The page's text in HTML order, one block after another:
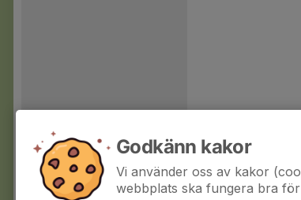
Godkänn kakor
Vi använder oss av kakor
webbplats ska fungera bra